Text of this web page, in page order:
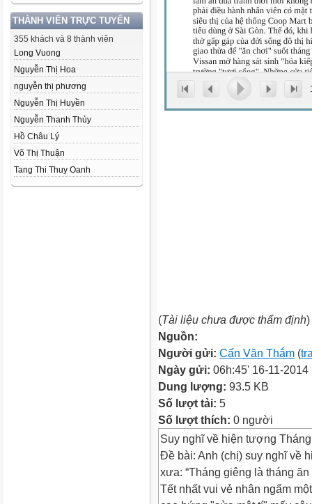
THÀNH VIÊN TRỰC TUYẾN
355 khách và 8 thành viên
Long Vuong
Nguyễn Thị Hoa
nguyễn thị phương
Nguyễn Thị Huyền
Nguyễn Thanh Thủy
Hồ Châu Lý
Võ Thị Thuận
Tang Thi Thuy Oanh
(Tài liệu chưa được thẩm định)
Nguồn:
Người gửi: Cấn Văn Thắm (
Ngày gửi: 06h:45' 16-11-2014
Dung lượng: 93.5 KB
Số lượt tải: 5
Số lượt thích: 0 người
Suy nghĩ về hiện tượng
Đề bài: Anh (chị) suy nghĩ về
xưa: “Tháng giêng là tháng ăn
Tết nhất vui vẻ nhân ngấm